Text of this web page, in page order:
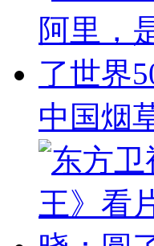
中国烟